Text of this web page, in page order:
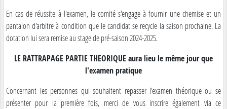
En cas de réussite à l'examen, le comité s'engage à fournir une chemise et un
pantalon d'arbitre à condition que le candidat se recycle la saison prochaine. La
dotation lui sera remise au stage de pré-saison 2024-2025.
LE RATTRAPAGE PARTIE THEORIQUE aura lieu le même jour que
l'examen pratique
Concernant les personnes qui souhaitent repasser l'examen théorique ou se
présenter pour la première fois, merci de vous inscrire également via ce